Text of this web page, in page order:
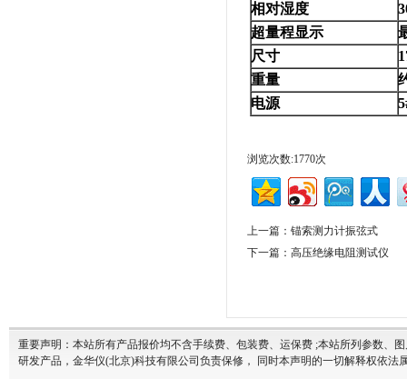
相对湿度
超量程显示
尺寸
重量
电源
浏览次数:1770次
上一篇：锚索测力计振弦式
下一篇：高压绝缘电阻测试仪
重要声明：本站所有产品报价均不含手续费、包装费、运保费 ;本站所列参数、
研发产品，金华仪(北京)科技有限公司负责保修， 同时本声明的一切解释权依法